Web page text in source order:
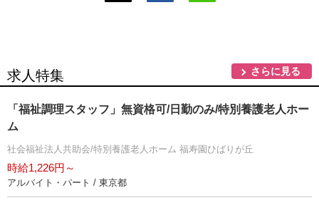
求人特集 さらに見る
「福祉調理スタッフ」無資格可/日勤のみ/特別養護老人ホー
ム
社会福祉法人共助会/特別養護老人ホーム 福寿園ひばりが丘
時給1,226円～
アルバイト・パート / 東京都